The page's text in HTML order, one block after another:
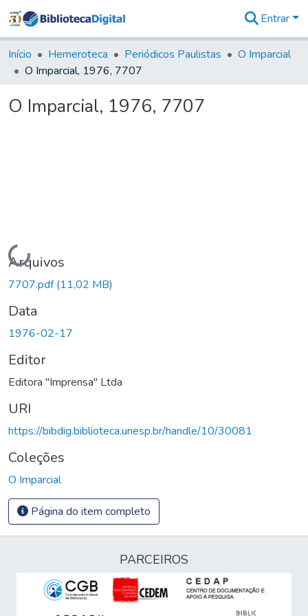
&
Coleções
Tudo na
Digital
Entrar
Início Hemeroteca Periódicos Paulistas
O Imparcial
O Imparcial, 1976, 7707
O Imparcial, 1976, 7707
Carregando...
Arquivos
7707.pdf(11,02 MB)
Data
1976-02-17
Editor
Editora "Imprensa" Ltda
URI
https://bibdig.biblioteca.unesp.br/handle/10/30081
Coleções
O Imparcial
Página do item completo
PARCEIROS